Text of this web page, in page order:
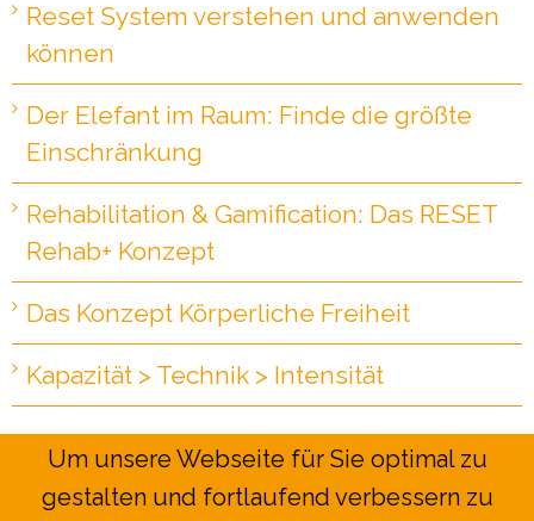
Reset System verstehen und anwenden
können
Der Elefant im Raum: Finde die größte
Einschränkung
Rehabilitation & Gamification: Das RESET
Rehab+ Konzept
Das Konzept Körperliche Freiheit
Kapazität > Technik > Intensität
Copyright 2026 RESET Mobility | All
Um unsere Webseite für Sie optimal zu
gestalten und fortlaufend verbessern zu